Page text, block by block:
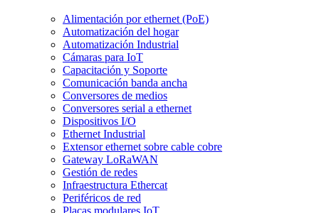
Alimentación por ethernet (PoE)
Automatización del hogar
Automatización Industrial
Cámaras para IoT
Capacitación y Soporte
Comunicación banda ancha
Conversores de medios
Conversores serial a ethernet
Dispositivos I/O
Ethernet Industrial
Extensor ethernet sobre cable cobre
Gateway LoRaWAN
Gestión de redes
Infraestructura Ethercat
Periféricos de red